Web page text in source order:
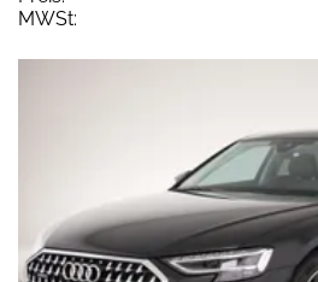
MWSt: